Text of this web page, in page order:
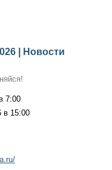
| Новости
7:00
в 15:00